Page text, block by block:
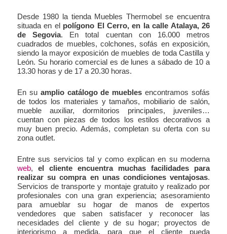
Desde 1980 la tienda Muebles Thermobel se encuentra
situada en el polígono El Cerro, en la calle Atalaya, 26
de Segovia. En total cuentan con 16.000 metros
cuadrados de muebles, colchones, sofás en exposición,
siendo la mayor exposición de muebles de toda Castilla y
León. Su horario comercial es de lunes a sábado de 10 a
13.30 horas y de 17 a 20.30 horas.
En su amplio catálogo de muebles encontramos sofás
de todos los materiales y tamaños, mobiliario de salón,
mueble auxiliar, dormitorios principales, juveniles…
cuentan con piezas de todos los estilos decorativos a
muy buen precio. Además, completan su oferta con su
zona outlet.
Entre sus servicios tal y como explican en su moderna
web,el cliente encuentra muchas facilidades para
realizar su compra en unas condiciones ventajosas.
Servicios de transporte y montaje gratuito y realizado por
profesionales con una gran experiencia; asesoramiento
para amueblar su hogar de manos de expertos
vendedores que saben satisfacer y reconocer las
necesidades del cliente y de su hogar; proyectos de
interiorismo a medida, para que el cliente pueda